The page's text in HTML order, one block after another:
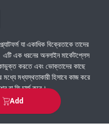
Add
যা একাধিক বিক্রেতাকে তাদের
এক ধরনের অনলাইন মার্কেটপ্লেস
করতে এবং ভোক্তাদের কাছে
মধ্যস্থতাকারী হিসাবে কাজ করে
বা ফি চার্জ করে।